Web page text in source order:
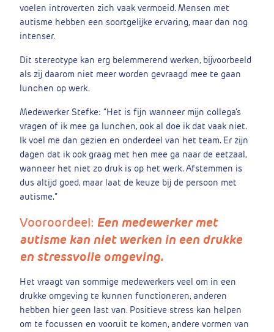
voelen introverten zich vaak vermoeid. Mensen met
autisme hebben een soortgelijke ervaring, maar dan nog
intenser.
Dit stereotype kan erg belemmerend werken, bijvoorbeeld
als zij daarom niet meer worden gevraagd mee te gaan
lunchen op werk.
Medewerker Stefke: “Het is fijn wanneer mijn collega’s
vragen of ik mee ga lunchen, ook al doe ik dat vaak niet.
Ik voel me dan gezien en onderdeel van het team. Er zijn
dagen dat ik ook graag met hen mee ga naar de eetzaal,
wanneer het niet zo druk is op het werk. Afstemmen is
dus altijd goed, maar laat de keuze bij de persoon met
autisme.”
Vooroordeel: Een medewerker met
autisme kan niet werken in een drukke
en stressvolle omgeving.
Het vraagt van sommige medewerkers veel om in een
drukke omgeving te kunnen functioneren, anderen
hebben hier geen last van. Positieve stress kan helpen
om te focussen en vooruit te komen, andere vormen van